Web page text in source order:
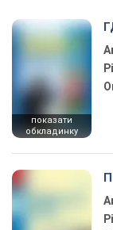
показати
обкладинку